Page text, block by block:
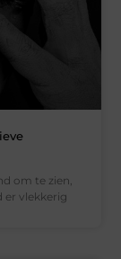
om te zien,
er vlekkerig